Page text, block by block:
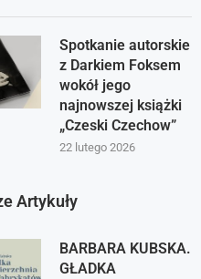
Spotkanie autorskie
z Darkiem Foksem
wokół jego
najnowszej książki
„Czeski Czechow”
22 lutego 2026
Artykuły
BARBARA KUBSKA.
GŁADKA